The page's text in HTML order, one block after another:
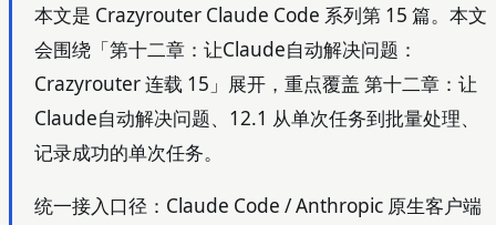
本文是 Crazyrouter Claude Code 系列第 15 篇。本文
会围绕「第十二章：让Claude自动解决问题：
Crazyrouter 连载 15」展开，重点覆盖 第十二章：让
Claude自动解决问题、12.1 从单次任务到批量处理、
记录成功的单次任务。
统一接入口径：Claude Code / Anthropic 原生客户端